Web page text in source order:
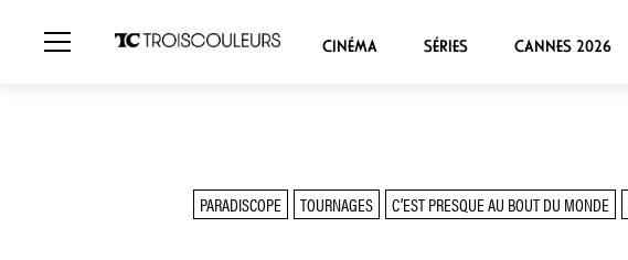
CINÉMA SÉRIES CANNES 2026
PARADISCOPE TOURNAGES C’EST PRESQUE AU BOUT DU MONDE